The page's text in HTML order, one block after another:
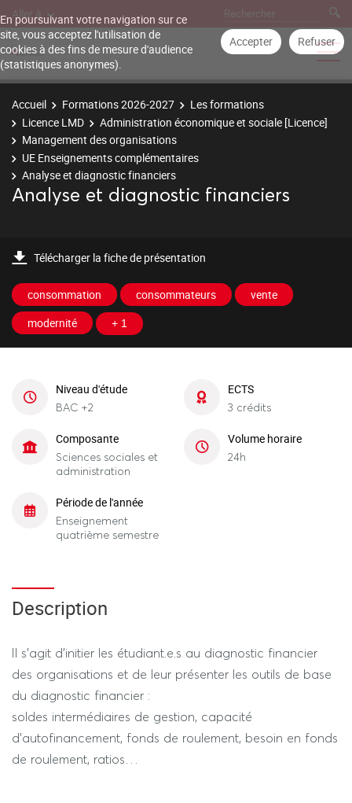
En poursuivant votre navigation sur ce
site, vous acceptez l'utilisation de
cookies à des fins de mesure d'audience
(statistiques anonymes).
Accepter Refuser
Aller à
Accueil Formations 2026-2027
Les formations
Licence LMD
Administration économique et sociale [Licence]
Management des organisations
UE Enseignements complémentaires
Analyse et diagnostic financiers
Analyse et diagnostic financiers
Télécharger la fiche de présentation
consommation consommateurs
vente
modernité
+ 1
Niveau d'étude
BAC +2
ECTS
3 crédits
Composante
Sciences sociales et
administration
Volume horaire
24h
Période de l'année
Enseignement
quatrième semestre
Description
Il s’agit d’initier les étudiant.e.s au diagnostic financier
des organisations et de leur présenter les outils de base
du diagnostic financier :
soldes intermédiaires de gestion, capacité
d’autofinancement, fonds de roulement, besoin en fonds
de roulement, ratios…